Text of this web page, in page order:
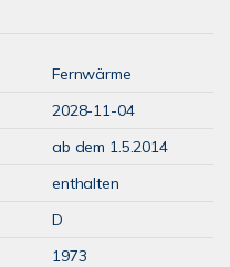
Fernwärme
2028-11-04
ab dem 1.5.2014
enthalten
D
1973